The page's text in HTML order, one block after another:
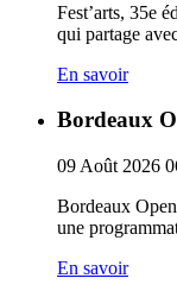
Fest’arts, 35e
qui partage
En savoir
Bordeaux
09 Août 2026
Bordeaux
une
En savoir